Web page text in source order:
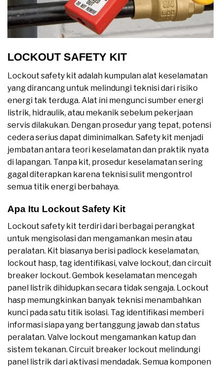
LOCKOUT SAFETY KIT
Lockout safety kit adalah kumpulan alat keselamatan
yang dirancang untuk melindungi teknisi dari risiko
energi tak terduga. Alat ini mengunci sumber energi
listrik, hidraulik, atau mekanik sebelum pekerjaan
servis dilakukan. Dengan prosedur yang tepat, potensi
cedera serius dapat diminimalkan. Safety kit menjadi
jembatan antara teori keselamatan dan praktik nyata
di lapangan. Tanpa kit, prosedur keselamatan sering
gagal diterapkan karena teknisi sulit mengontrol
semua titik energi berbahaya.
Apa Itu Lockout Safety Kit
Lockout safety kit terdiri dari berbagai perangkat
untuk mengisolasi dan mengamankan mesin atau
peralatan. Kit biasanya berisi padlock keselamatan,
lockout hasp, tag identifikasi, valve lockout, dan circuit
breaker lockout. Gembok keselamatan mencegah
panel listrik dihidupkan secara tidak sengaja. Lockout
hasp memungkinkan banyak teknisi menambahkan
kunci pada satu titik isolasi. Tag identifikasi memberi
informasi siapa yang bertanggung jawab dan status
peralatan. Valve lockout mengamankan katup dan
sistem tekanan. Circuit breaker lockout melindungi
panel listrik dari aktivasi mendadak. Semua komponen